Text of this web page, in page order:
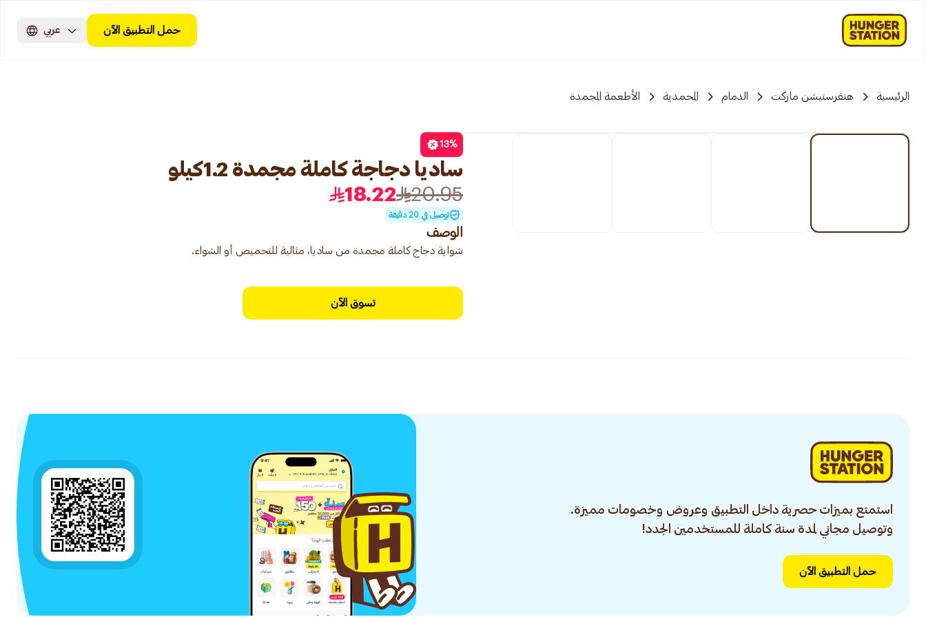
حمل التطبيق الآن عربي
الرئيسية هنقرستيشن ماركت الدمام المحمدية الأطعمة المجمدة
13%
ساديا دجاجة كاملة مجمدة 1.2كيلو
20.95
18.22
توصيل في 20 دقيقة
الوصف
شواية دجاج كاملة مجمدة من ساديا، مثالية للتحميص أو الشواء.
تسوق الآن
استمتع بميزات حصرية داخل التطبيق وعروض وخصومات مميزة.
وتوصيل مجاني لمدة سنة كاملة للمستخدمين الجدد!
حمل التطبيق الآن